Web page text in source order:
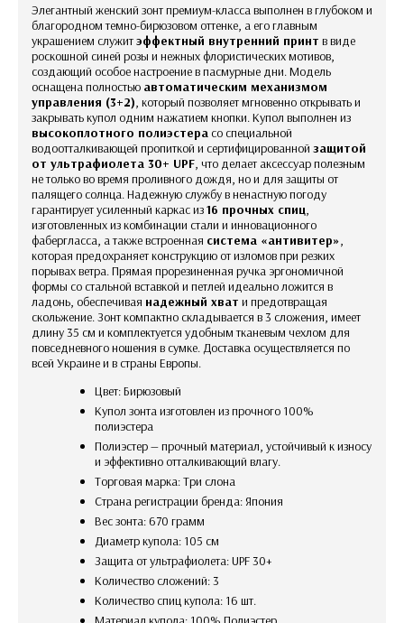
Элегантный женский зонт премиум-класса выполнен в глубоком и
благородном темно-бирюзовом оттенке, а его главным
украшением служитэффектный внутренний принт в виде
роскошной синей розы и нежных флористических мотивов,
создающий особое настроение в пасмурные дни. Модель
оснащена полностью автоматическим механизмом
управления (3+2), который позволяет мгновенно открывать и
закрывать купол одним нажатием кнопки. Купол выполнен из
высокоплотного полиэстера со специальной
водоотталкивающей пропиткой и сертифицированной защитой
от ультрафиолета 30+ UPF, что делает аксессуар полезным
не только во время проливного дождя, но и для защиты от
палящего солнца. Надежную службу в ненастную погоду
гарантирует усиленный каркас из16 прочных спиц,
изготовленных из комбинации стали и инновационного
фабергласса, а также встроенная система «антивитер»,
которая предохраняет конструкцию от изломов при резких
порывах ветра. Прямая прорезиненная ручка эргономичной
формы со стальной вставкой и петлей идеально ложится в
ладонь, обеспечивая надежный хват и предотвращая
скольжение. Зонт компактно складывается в 3 сложения, имеет
длину 35 см и комплектуется удобным тканевым чехлом для
повседневного ношения в сумке. Доставка осуществляется по
всей Украине и в страны Европы.
Цвет: Бирюзовый
Купол зонта изготовлен из прочного 100%
полиэстера
Полиэстер — прочный материал, устойчивый к износу
и эффективно отталкивающий влагу.
Торговая марка: Три слона
Страна регистрации бренда: Япония
вес зонта: 670 грамм
Диаметр купола: 105 см
Защита от ультрафиолета: UPF 30+
Количество сложений: 3
Количество спиц купола: 16 шт.